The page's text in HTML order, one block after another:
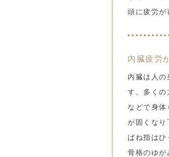
頭に疲労が
内臓疲労
内臓は人
す。多く
などで身
が固くな
ばね指は
骨格のゆ